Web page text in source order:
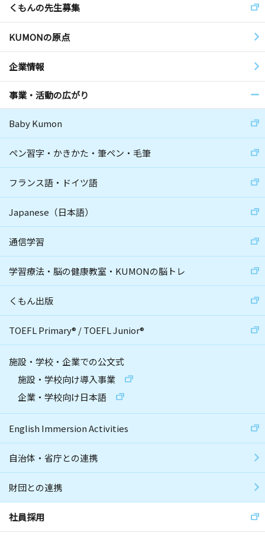
くもんの先生募集
KUMONの原点
企業情報
事業・活動の広がり
Baby Kumon
ペン習字・かきかた・筆ペン・毛筆
フランス語・ドイツ語
Japanese（日本語）
通信学習
学習療法・脳の健康教室・KUMONの脳トレ
くもん出版
TOEFL Primary® /TOEFL Junior®
施設・学校・企業での公文式
施設・学校向け導入事業
企業・学校向け日本語
English Immersion Activities
自治体・省庁との連携
財団との連携
社員採用